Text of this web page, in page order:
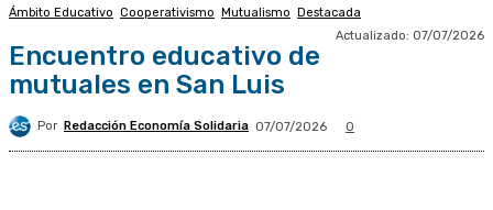
Ámbito Educativo Cooperativismo Mutualismo
Destacada
Actualizado: 07/07/2026
Encuentro educativo de
mutuales en San Luis
Por Redacción Economía Solidaria 07/07/2026 0